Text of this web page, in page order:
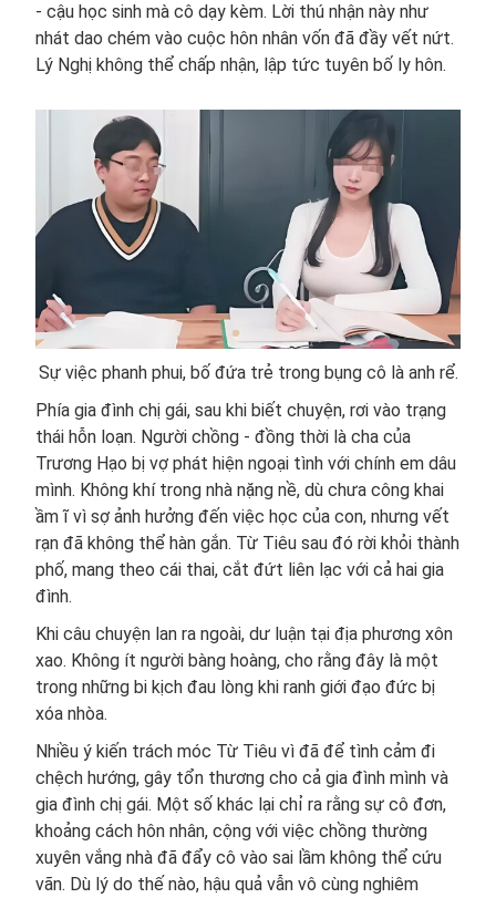
- cậu học sinh mà cô dạy kèm. Lời thú nhận này như
nhát dao chém vào cuộc hôn nhân vốn đã đầy vết nứt.
Lý Nghị không thể chấp nhận, lập tức tuyên bố ly hôn.
Sự việc phanh phui, bố đứa trẻ trong bụng cô là anh rể.
Phía gia đình chị gái, sau khi biết chuyện, rơi vào trạng
thái hỗn loạn. Người chồng - đồng thời là cha của
Trương Hạo bị vợ phát hiện ngoại tình với chính em dâu
mình. Không khí trong nhà nặng nề, dù chưa công khai
ầm ĩ vì sợ ảnh hưởng đến việc học của con, nhưng vết
rạn đã không thể hàn gắn. Từ Tiêu sau đó rời khỏi thành
phố, mang theo cái thai, cắt đứt liên lạc với cả hai gia
đình.
Khi câu chuyện lan ra ngoài, dư luận tại địa phương xôn
xao. Không ít người bàng hoàng, cho rằng đây là một
trong những bi kịch đau lòng khi ranh giới đạo đức bị
xóa nhòa.
Nhiều ý kiến trách móc Từ Tiêu vì đã để tình cảm đi
chệch hướng, gây tổn thương cho cả gia đình mình và
gia đình chị gái. Một số khác lại chỉ ra rằng sự cô đơn,
khoảng cách hôn nhân, cộng với việc chồng thường
xuyên vắng nhà đã đẩy cô vào sai lầm không thể cứu
vãn. Dù lý do thế nào, hậu quả vẫn vô cùng nghiêm